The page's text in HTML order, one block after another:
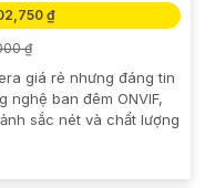
₫
₫
giá rẻ nhưng đáng tin
nghệ ban đêm ONVIF,
sắc nét và chất lượng